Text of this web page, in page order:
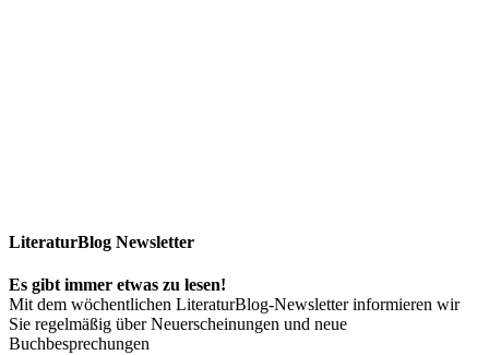
LiteraturBlog Newsletter
Es gibt immer etwas zu lesen!
Mit dem wöchentlichen LiteraturBlog-Newsletter informieren wir
Sie regelmäßig über Neuerscheinungen und neue
Buchbesprechungen